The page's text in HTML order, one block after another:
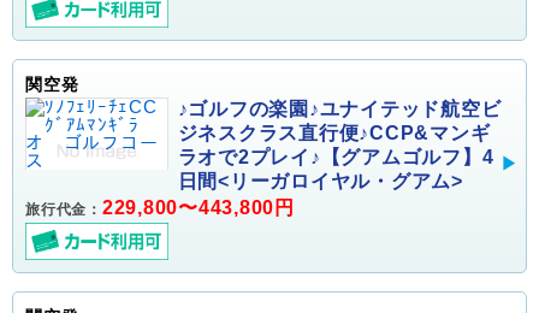
関空発
♪ゴルフの楽園♪ユナイテッド航空ビ
ジネスクラス直行便♪CCP&マンギ
ラオで2プレイ♪【グアムゴルフ】4
日間<リーガロイヤル・グアム>
旅行代金： 229,800〜443,800円